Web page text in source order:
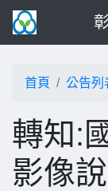
首頁 公告列
轉知:
影像